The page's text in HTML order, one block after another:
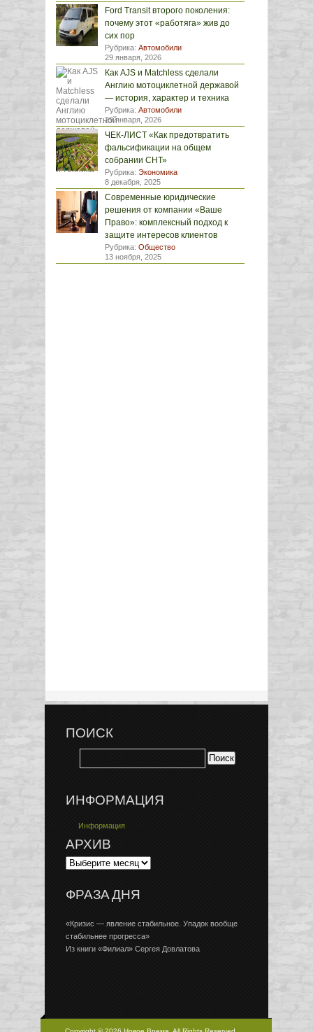
Ford Transit второго поколения:
почему этот «работяга» жив до
сих пор
Рубрика: Автомобили
29 января, 2026
Как AJS и Matchless сделали
Англию мотоциклетной державой
— история, характер и техника
Рубрика: Автомобили
29 января, 2026
ЧЕК-ЛИСТ «Как предотвратить
фальсификации на общем
собрании СНТ»
Рубрика: Экономика
8 декабря, 2025
Современные юридические
решения от компании «Ваше
Право»: комплексный подход к
защите интересов клиентов
Рубрика: Общество
13 ноября, 2025
ПОИСК
ИНФОРМАЦИЯ
Информация
АРХИВ
ФРАЗА ДНЯ
«Кризис — явление стабильное. Упадок вообще
стабильнее прогресса»
Из книги «Филиал» Сергея Довлатова